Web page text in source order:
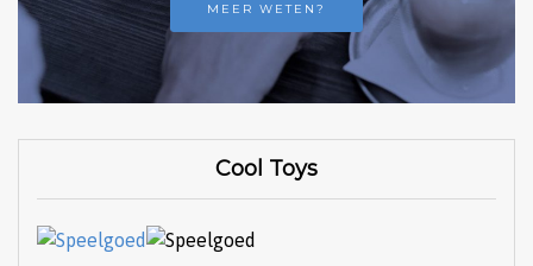
MEER WETEN?
Cool Toys